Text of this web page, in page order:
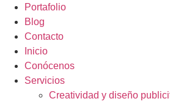
Portafolio
Blog
Contacto
Inicio
Conócenos
Servicios
Creatividad y diseño